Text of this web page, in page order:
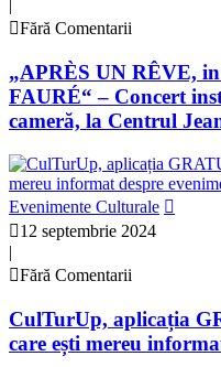
Fără Comentarii
„APRÈS UN RÊVE,
FAURÉ“ – Concert
cameră, la Centrul
Evenimente Culturale
12 septembrie 2024
|
Fără Comentarii
CulTurUp, aplicația
care ești mereu